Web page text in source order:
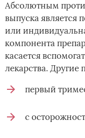
Абсолютным
выпуска является
или
компонента
касается
лекарства. Другие
первый
с